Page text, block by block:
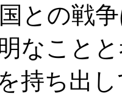
との戦
なこと
持ち出